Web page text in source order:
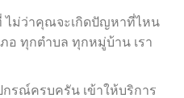
ไม่ว่าคุณจะเกิดปัญหาที่ไหน
อ ทุกตำบล ทุกหมู่บ้าน เรา
รณ์ครบครัน เข้าให้บริการ